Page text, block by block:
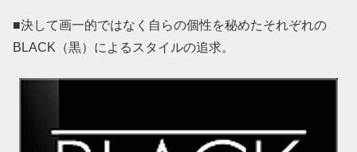
■決して画一的ではなく自らの個性を秘めたそれぞれの
BLACK（黒）によるスタイルの追求。